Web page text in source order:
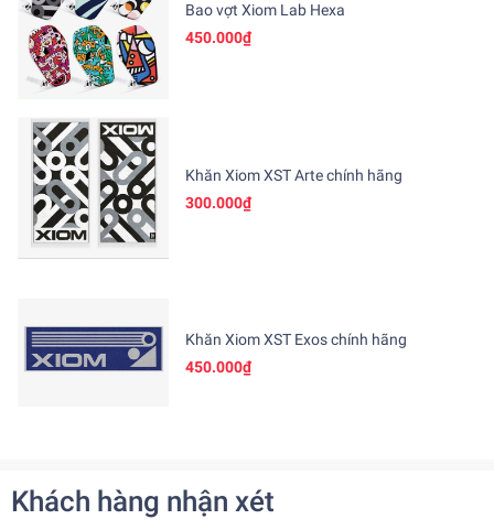
Bao vợt Xiom Lab Hexa
450.000₫
Khăn Xiom XST Arte chính hãng
300.000₫
Khăn Xiom XST Exos chính hãng
450.000₫
Khách hàng nhận xét